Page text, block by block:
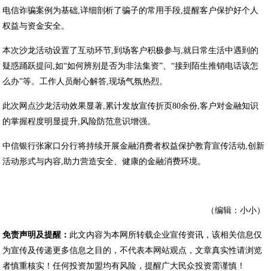
电信诈骗案例为基础,详细剖析了骗子的常用手段,提醒客户保护好个人
权益与资金安全。
本次沙龙活动设置了互动环节,到场客户积极参与,就日常生活中遇到的
疑惑踊跃提问,如“如何辨别是否为非法集资”、“接到陌生推销电话该怎
么办”等。工作人员耐心解答,现场气氛热烈。
此次网点沙龙活动效果显著,累计发放宣传折页80余份,客户对金融知识
的掌握程度明显提升,风险防范意识增强。
中信银行张家口分行将持续开展金融消费者权益保护教育宣传活动,创新
活动形式与内容,助力营造安全、健康的金融消费环境。
（编辑：小小）
免责声明及提醒： 此文内容为本网所转载企业宣传资讯，该相关信息仅
为宣传及传递更多信息之目的，不代表本网站观点，文章真实性请浏览
者慎重核实！任何投资加盟均有风险，提醒广大民众投资需谨慎！